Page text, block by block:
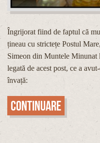
Îngrijorat fiind de faptul că
țineau cu strictețe Postul
Simeon din Muntele Minunat
legată de acest post, ce a
învață:
Continuare